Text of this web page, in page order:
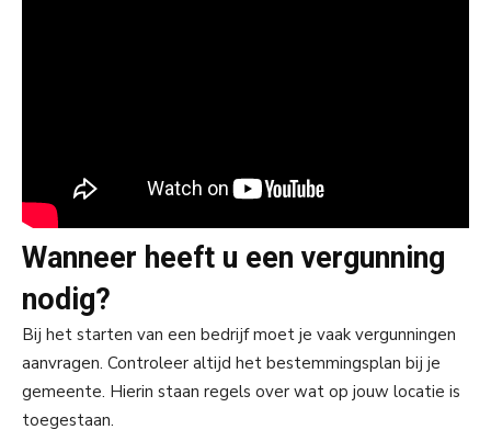
Wanneer heeft u een vergunning
nodig?
Bij het starten van een bedrijf moet je vaak vergunningen
aanvragen. Controleer altijd het bestemmingsplan bij je
gemeente. Hierin staan regels over wat op jouw locatie is
toegestaan.